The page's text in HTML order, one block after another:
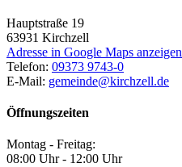
Hauptstraße 19
63931 Kirchzell
Adresse in Google Maps anzeigen
Telefon: 09373 9743-0
E-Mail: gemeinde@kirchzell.de
Öffnungszeiten
Montag - Freitag:
08:00 Uhr - 12:00 Uhr